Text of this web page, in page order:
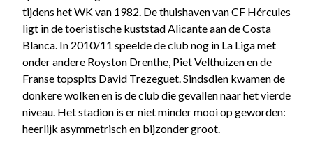
tijdens het WK van 1982. De thuishaven van CF Hércules
ligt in de toeristische kuststad Alicante aan de Costa
Blanca. In 2010/11 speelde de club nog in La Liga met
onder andere Royston Drenthe, Piet Velthuizen en de
Franse topspits David Trezeguet. Sindsdien kwamen de
donkere wolken en is de club die gevallen naar het vierde
niveau. Het stadion is er niet minder mooi op geworden:
heerlijk asymmetrisch en bijzonder groot.